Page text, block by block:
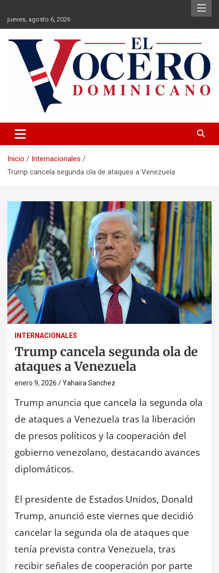
contenido
jueves, agosto 6, 2026
El Vocero Dominicano
Inicio
Internacionales
Trump cancela segunda ola de ataques a Venezuela
INTERNACIONALES
Trump cancela segunda ola de
ataques a Venezuela
enero 9, 2026 Yahaira Sanchez
Trump anuncia que cancela la segunda ola
de ataques a Venezuela tras la liberación
de presos políticos y la cooperación del
gobierno venezolano, destacando avances
diplomáticos.
El presidente de Estados Unidos, Donald
Trump, anunció este viernes que decidió
cancelar la segunda ola de ataques que
tenía prevista contra Venezuela, tras
recibir señales de cooperación por parte